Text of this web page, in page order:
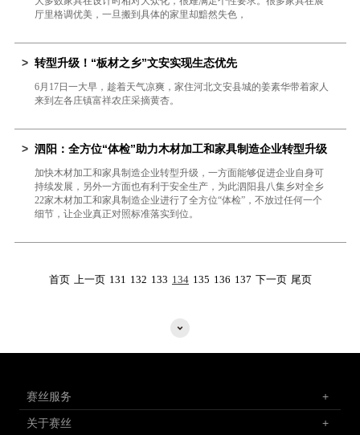
厅里格调优美，一旦搬到具体的家里却黯然失色，
> 转型升级！“板材之乡”文安实现生态优先
6月17日一大早，趁着天气凉爽，家住河北文安县城的姜素华带着家人
来到左各庄镇富祥农庄采摘黄杏。
> 泗阳：全方位“体检”助力木材加工和家具制造企业转型升级
加快木材加工和家具制造企业转型升级，一方面能够促进企业自身可
持续发展，另外一方面也有利于安全生产，为此泗阳县八集乡对全乡
22家木材加工和家具制造企业进行了全方位“体检”，不放过任何一个
细节，让企业真正对照标准落实到位。
首页 上一页 131 132 133 134 135 136 137 下一页 尾页
赛丝服务 +
关于赛丝 +